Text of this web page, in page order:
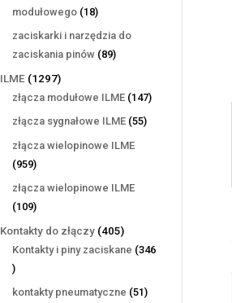
modułowego 1818
produktów
zaciskarki i narzędzia do
zaciskania pinów 8989
ILME 12971297
produktów
złącza modułowe ILME 147147
złącza sygnałowe ILME 5555
złącza wielopinowe ILME
959959
produktów
złącza wielopinowe ILME
109109
produktów
Kontakty do złączy 405405
produktów
Kontakty i piny zaciskane 346
346
produktów
kontakty pneumatyczne 5151